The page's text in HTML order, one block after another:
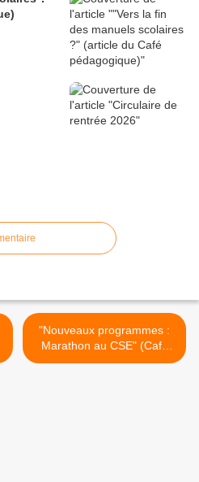
"Nouveaux programmes :
Marathon au CSE" (Café
pédagogique - 8 octobre